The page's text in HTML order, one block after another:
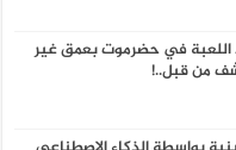
في حضرموت بعمق غير
قبل..!